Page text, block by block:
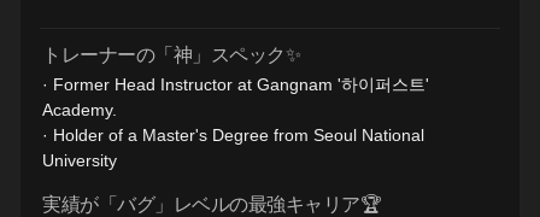
トレーナーの「神」スペック✨
· Former Head Instructor at Gangnam '하이퍼스트'
Academy.
· Holder of a Master's Degree from Seoul National
University
実績が「バグ」レベルの最強キャリア🏆